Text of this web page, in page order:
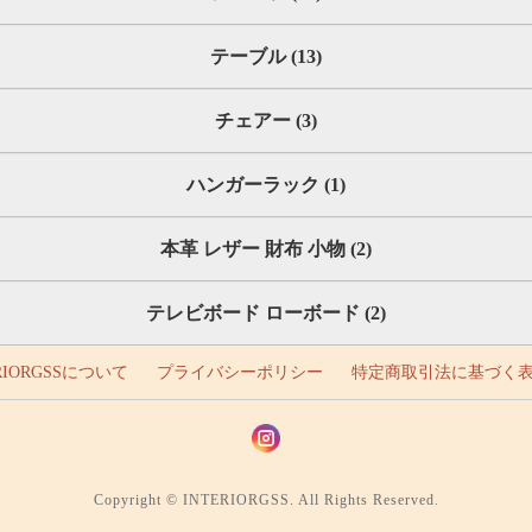
テーブル (13)
チェアー (3)
ハンガーラック (1)
本革 レザー 財布 小物 (2)
テレビボード ローボード (2)
について プライバシーポリシー 特定商取引法に基づく
Copyright © INTERIORGSS. All Rights Reserved.